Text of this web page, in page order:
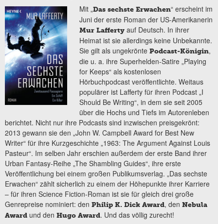
Mit „Das sechste Erwachen“ erscheint im
Juni der erste Roman der US-Amerikanerin
Mur Lafferty auf Deutsch. In ihrer
Heimat ist sie allerdings keine Unbekannte.
Sie gilt als ungekröntePodcast-Königin,
die u. a. ihre Superhelden-Satire „Playing
for Keeps“ als kostenlosen
Hörbuchpodcast veröffentlichte. Weitaus
populärer ist Lafferty für ihren Podcast „I
Should Be Writing“, in dem sie seit 2005
über die Hochs und Tiefs im Autorenleben
berichtet. Nicht nur ihre Podcasts sind inzwischen preisgekrönt:
2013 gewann sie den „John W. Campbell Award for Best New
Writer“ für ihre Kurzgeschichte „1963: The Argument Against Louis
Pasteur“. Im selben Jahr erschien außerdem der erste Band ihrer
Urban Fantasy-Reihe „The Shambling Guides“, ihre erste
Veröffentlichung bei einem großen Publikumsverlag. „Das sechste
Erwachen“ zählt sicherlich zu einem der Höhepunkte ihrer Karriere
– für ihren Science Fiction-Roman ist sie für gleich drei große
Genrepreise nominiert: den Philip K. Dick Award, den Nebula
Award und den Hugo Award. Und das völlig zurecht!